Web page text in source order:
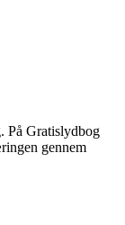
På Gratislydbog
gennem